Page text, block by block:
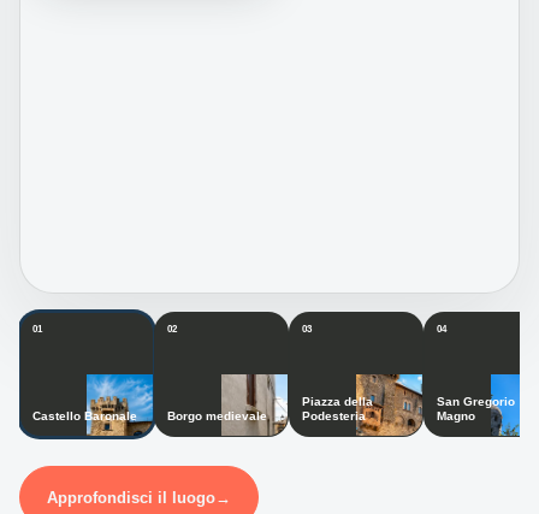
01
Castello Baronale
02
Borgo medievale
03
Piazza della
Podesteria
04
San Gregorio
Magno
Approfondisci il luogo→